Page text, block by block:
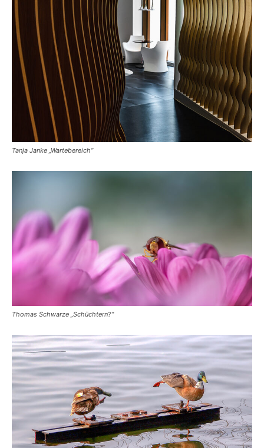
Tanja Janke „Wartebereich“
Thomas Schwarze „Schüchtern?“